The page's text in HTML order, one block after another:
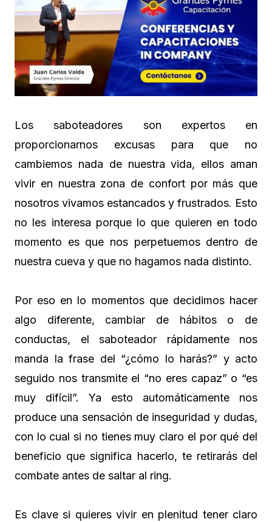
Los saboteadores son expertos en
proporcionarnos excusas para que no
cambiemos nada de nuestra vida, ellos aman
vivir en nuestra zona de confort por más que
nosotros vivamos estancados y frustrados. Esto
no les interesa porque lo que quieren en todo
momento es que nos perpetuemos dentro de
nuestra cueva y que no hagamos nada distinto.
Por eso en lo momentos que decidimos hacer
algo diferente, cambiar de hábitos o de
conductas, el saboteador rápidamente nos
manda la frase del “¿cómo lo harás?” y acto
seguido nos transmite el “no eres capaz” o “es
muy difícil”. Ya esto automáticamente nos
produce una sensación de inseguridad y dudas,
con lo cual si no tienes muy claro el por qué del
beneficio que significa hacerlo, te retirarás del
combate antes de saltar al ring.
Es clave si quieres vivir en plenitud tener claro